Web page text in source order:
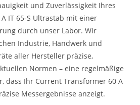
und Zuverlässigkeit Ihres
IT 65-S Ultrastab mit einer
durch unser Labor. Wir
Industrie, Handwerk und
aller Hersteller präzise,
Normen – eine regelmäßige
dass Ihr Current Transformer 60 A
Messergebnisse anzeigt.